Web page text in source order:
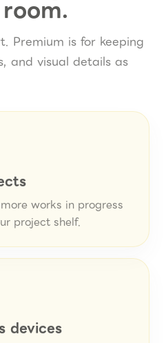
Premium is for keeping
and visual details as
works in progress
project shelf.
devices